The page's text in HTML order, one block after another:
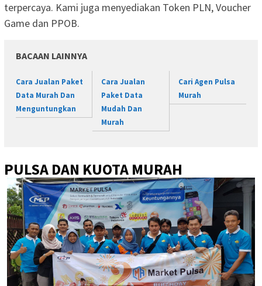
terpercaya. Kami juga menyediakan Token PLN, Voucher
Game dan PPOB.
BACAAN LAINNYA
Cara Jualan Paket
Data Murah Dan
Menguntungkan
Cara Jualan
Paket Data
Mudah Dan
Murah
Cari Agen Pulsa
Murah
PULSA DAN KUOTA MURAH